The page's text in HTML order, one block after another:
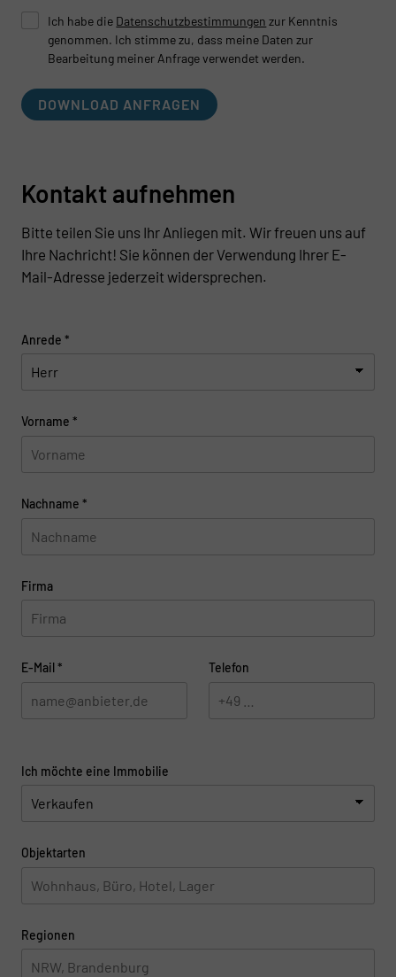
Ich habe die Datenschutzbestimmungen zur Kenntnis
genommen. Ich stimme zu, dass meine Daten zur
Bearbeitung meiner Anfrage verwendet werden.
DOWNLOAD ANFRAGEN
Kontakt aufnehmen
Bitte teilen Sie uns Ihr Anliegen mit. Wir freuen uns auf
Ihre Nachricht! Sie können der Verwendung Ihrer E-
Mail-Adresse jederzeit widersprechen.
Anrede *
Vorname *
Nachname *
Firma
E-Mail* Telefon
Ich möchte eine Immobilie
Objektarten
Regionen